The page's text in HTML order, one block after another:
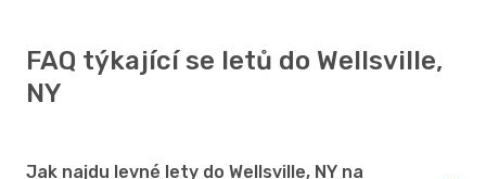
FAQ týkající se letů do Wellsville,
NY
Jak najdu levné lety do Wellsville, NY na